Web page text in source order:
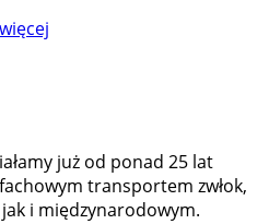
więcej
już od ponad 25 lat
transportem zwłok,
i międzynarodowym.